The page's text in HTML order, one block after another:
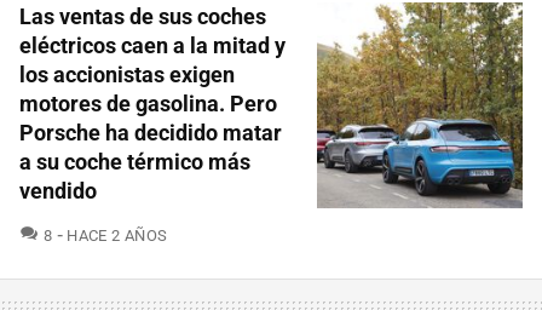
Las ventas de sus coches
eléctricos caen a la mitad y
los accionistas exigen
motores de gasolina. Pero
Porsche ha decidido matar
a su coche térmico más
vendido
8 COMENTARIOS
HACE 2 AÑOS